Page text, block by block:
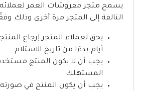
يسمح متجر مفروشات العمر لعملائه
التالفة إلى المتجر مرة أخرى وذلك
أيام بدءًا من تاريخ الاستلام.
يجب أن لا يكون المنتج
المستهلك.
يجب أن يكون المنتج في صورته